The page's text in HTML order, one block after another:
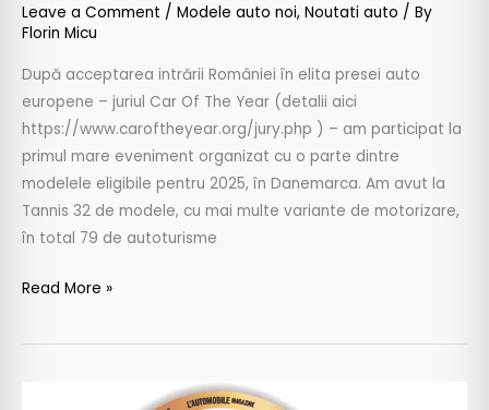
Leave a Comment / Modele auto noi, Noutati auto / By
Florin Micu
După acceptarea intrării României în elita presei auto
europene – juriul Car Of The Year (detalii aici
https://www.caroftheyear.org/jury.php ) – am participat la
primul mare eveniment organizat cu o parte dintre
modelele eligibile pentru 2025, în Danemarca. Am avut la
Tannis 32 de modele, cu mai multe variante de motorizare,
în total 79 de autoturisme
Read More »